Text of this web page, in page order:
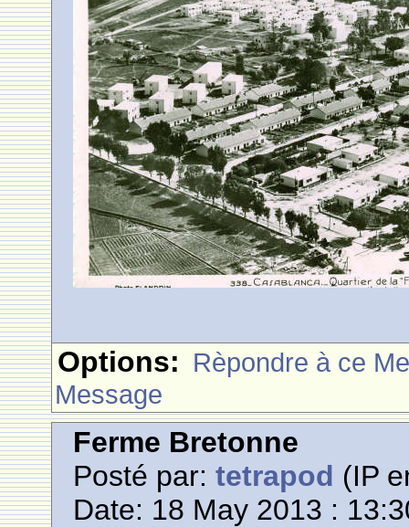
Options: Rèpondre à ce
Message
Ferme Bretonne
Posté par:tetrapod (IP
Date: 18 May 2013 :